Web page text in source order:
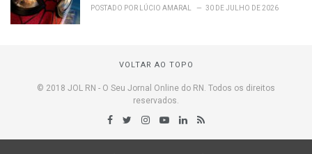
POSTADO POR LÚCIO AMARAL 30 DE JULHO DE 2026
VOLTAR AO TOPO
© 2018 JOL RN - O Seu Jornal Online do RN. Todos os direitos
reservados.